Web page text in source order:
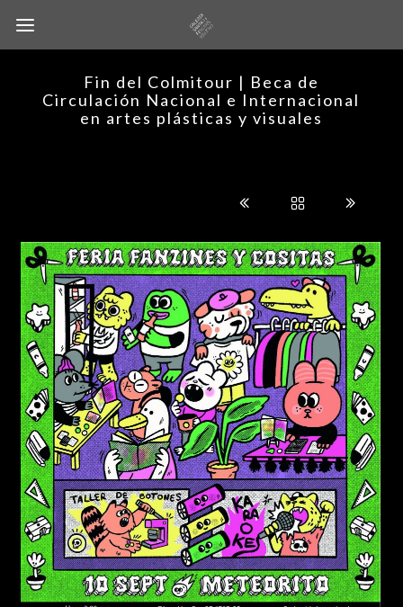
Fin del Colmitour | Beca de
Circulación Nacional e Internacional
en artes plásticas y visuales